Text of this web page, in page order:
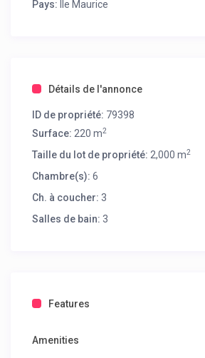
Pays: Île Maurice
Détails de l'annonce
ID de propriété: 79398
Surface: 220 m2
Taille du lot de propriété: 2,000 m2
Chambre(s): 6
Ch. à coucher: 3
Salles de bain: 3
Features
Amenities